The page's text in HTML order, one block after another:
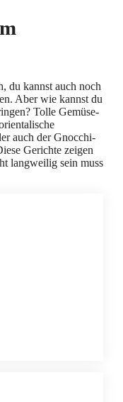
du kannst auch noch
Aber wie kannst du
Tolle Gemüse-
auch der Gnocchi-
Gerichte zeigen
langweilig sein muss